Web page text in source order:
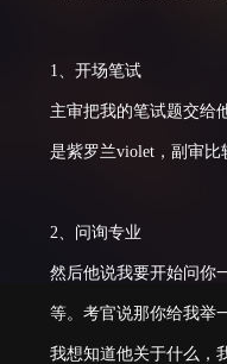
1、开场笔试
主审把我的笔试题交给
是紫罗兰violet，副审
2、问询专业
然后他说我要开始问你
等。考官说那你给我举
我想知道他关于什么，